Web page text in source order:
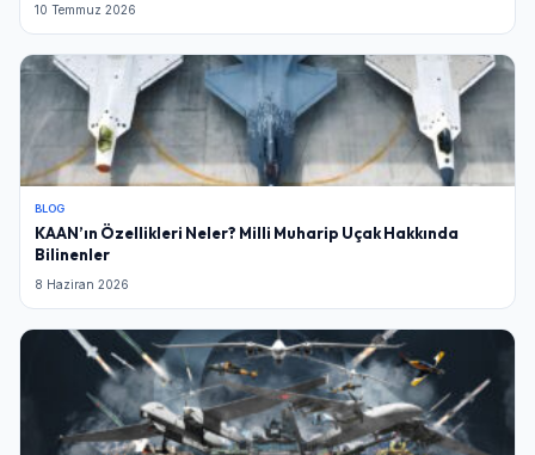
10 Temmuz 2026
BLOG
KAAN’ın Özellikleri Neler? Milli Muharip Uçak Hakkında
Bilinenler
8 Haziran 2026